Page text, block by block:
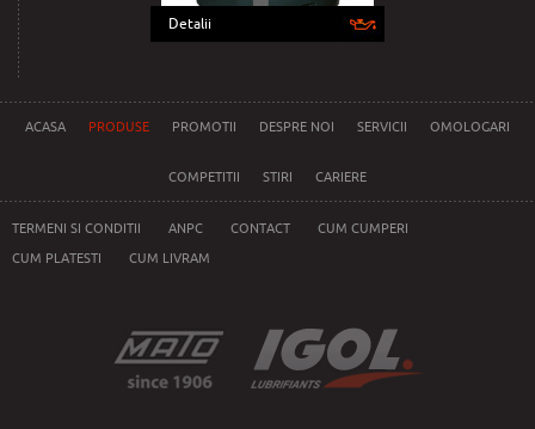
Detalii
ACASA PRODUSE PROMOTII DESPRE NOI SERVICII OMOLOGARI
COMPETITII STIRI CARIERE
TERMENI SI CONDITII ANPC CONTACT CUM CUMPERI
CUM PLATESTI CUM LIVRAM